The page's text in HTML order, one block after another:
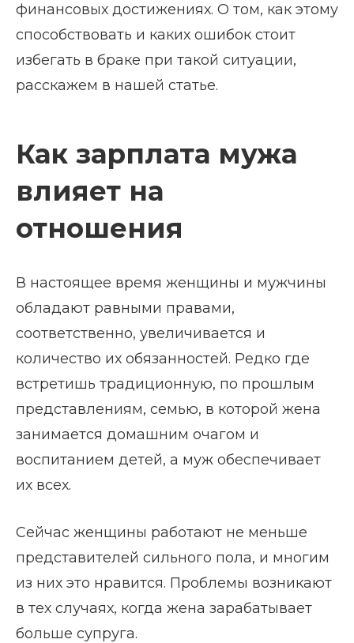
финансовых достижениях. О том, как этому
способствовать и каких ошибок стоит
избегать в браке при такой ситуации,
расскажем в нашей статье.
Как зарплата мужа
влияет на
отношения
В настоящее время женщины и мужчины
обладают равными правами,
соответственно, увеличивается и
количество их обязанностей. Редко где
встретишь традиционную, по прошлым
представлениям, семью, в которой жена
занимается домашним очагом и
воспитанием детей, а муж обеспечивает
их всех.
Сейчас женщины работают не меньше
представителей сильного пола, и многим
из них это нравится. Проблемы возникают
в тех случаях, когда жена зарабатывает
больше супруга.